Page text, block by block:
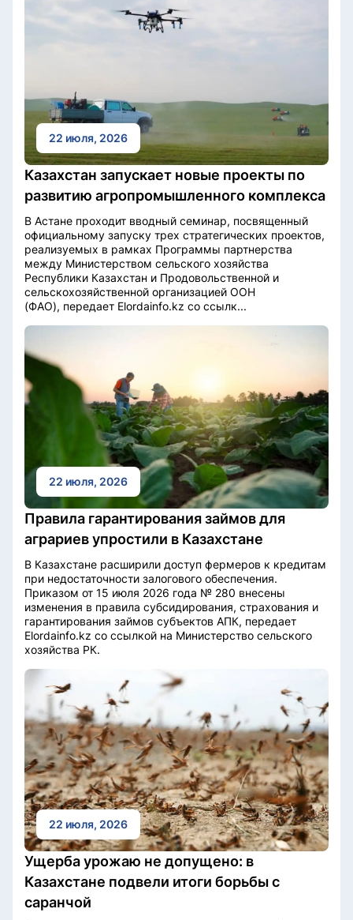
22 июля, 2026
Казахстан запускает новые проекты по
развитию агропромышленного комплекса
В Астане проходит вводный семинар, посвященный
официальному запуску трех стратегических проектов,
реализуемых в рамках Программы партнерства
между Министерством сельского хозяйства
Республики Казахстан и Продовольственной и
сельскохозяйственной организацией ООН
(ФАО), передает Elordainfo.kz со ссылк...
22 июля, 2026
Правила гарантирования займов для
аграриев упростили в Казахстане
В Казахстане расширили доступ фермеров к кредитам
при недостаточности залогового обеспечения.
Приказом от 15 июля 2026 года № 280 внесены
изменения в правила субсидирования, страхования и
гарантирования займов субъектов АПК, передает
Elordainfo.kz со ссылкой на Министерство сельского
хозяйства РК.
22 июля, 2026
Ущерба урожаю не допущено: в
Казахстане подвели итоги борьбы с
саранчой